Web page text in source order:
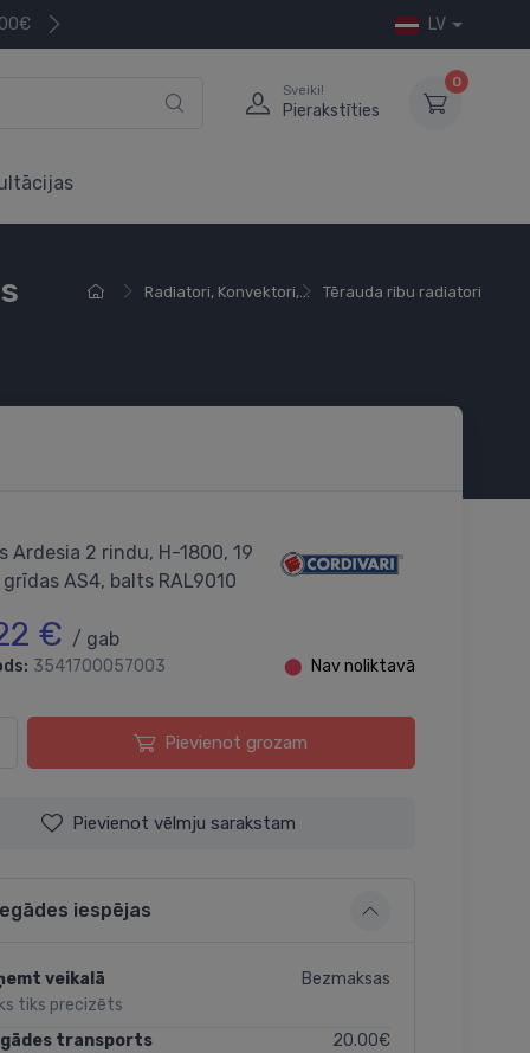
LV
Sveiki!
Pierakstīties
0
Radiatori, Konvektori,... Tērauda ribu radiatori
Ardesia 2 rindu, H-1800, 19
AS4, balts RAL9010
€ / gab
3541700057003 ⬤ Nav noliktavā
Pievienot grozam
Pievienot vēlmju sarakstam
iespējas
veikalā
tiks precizēts
Bezmaksas
transports
20.00€